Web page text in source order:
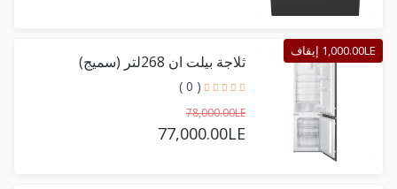
1,000.00LE إيقاف
ثلاجة بيلت ان 268لتر (سميج)
( 0 )
78,000.00LE
77,000.00LE